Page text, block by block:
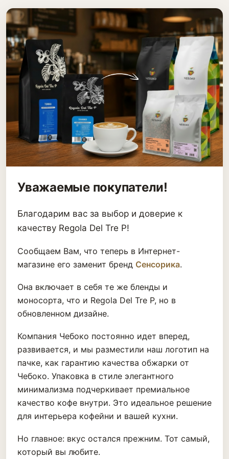
Уважаемые покупатели!
Благодарим вас за выбор и доверие к
качеству Regola Del Tre P!
Сообщаем Вам, что теперь в Интернет-
магазине его заменит бренд Сенсорика.
Она включает в себя те же бленды и
моносорта, что и Regola Del Tre P, но в
обновленном дизайне.
Компания Чебоко постоянно идет вперед,
развивается, и мы разместили наш логотип на
пачке, как гарантию качества обжарки от
Чебоко. Упаковка в стиле элегантного
минимализма подчеркивает премиальное
качество кофе внутри. Это идеальное решение
для интерьера кофейни и вашей кухни.
Но главное: вкус остался прежним. Тот самый,
который вы любите.